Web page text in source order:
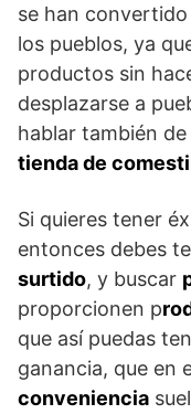
se han
los pueblos, ya
productos sin
desplazarse a
hablar también de
tienda de
Si quieres tener
entonces debes
surtido, y buscar
proporcionen p
que así puedas
ganancia, que en
conveniencia